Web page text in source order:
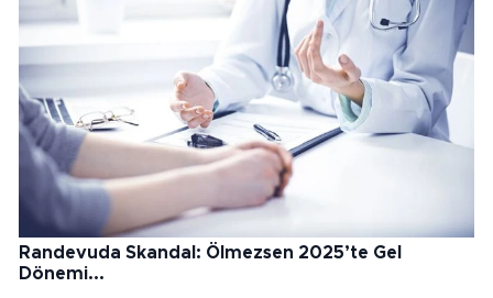
Randevuda Skandal: Ölmezsen 2025’te Gel
Dönemi...